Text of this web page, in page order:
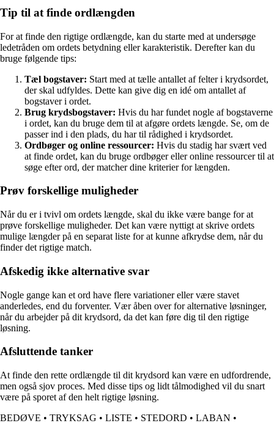
Tip til at finde ordlængden
For at finde den rigtige ordlængde, kan du starte med at undersøge
ledetråden om ordets betydning eller karakteristik. Derefter kan du
bruge følgende tips:
Tæl bogstaver: Start med at tælle antallet af felter i krydsordet,
der skal udfyldes. Dette kan give dig en idé om antallet af
bogstaver i ordet.
Brug krydsbogstaver: Hvis du har fundet nogle af bogstaverne
i ordet, kan du bruge dem til at afgøre ordets længde. Se, om de
passer ind i den plads, du har til rådighed i krydsordet.
Ordbøger og online ressourcer: Hvis du stadig har svært ved
at finde ordet, kan du bruge ordbøger eller online ressourcer til at
søge efter ord, der matcher dine kriterier for længden.
Prøv forskellige muligheder
Når du er i tvivl om ordets længde, skal du ikke være bange for at
prøve forskellige muligheder. Det kan være nyttigt at skrive ordets
mulige længder på en separat liste for at kunne afkrydse dem, når du
finder det rigtige match.
Afskedig ikke alternative svar
Nogle gange kan et ord have flere variationer eller være stavet
anderledes, end du forventer. Vær åben over for alternative løsninger,
når du arbejder på dit krydsord, da det kan føre dig til den rigtige
løsning.
Afsluttende tanker
At finde den rette ordlængde til dit krydsord kan være en udfordrende,
men også sjov proces. Med disse tips og lidt tålmodighed vil du snart
være på sporet af den helt rigtige løsning.
BEDØVE • TRYKSAG • LISTE • STEDORD • LABAN •